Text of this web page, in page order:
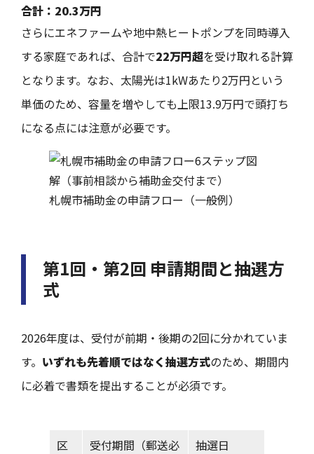
合計：20.3万円
さらにエネファームや地中熱ヒートポンプを同時導入
する家庭であれば、合計で22万円超を受け取れる計算
となります。なお、太陽光は1kWあたり2万円という
単価のため、容量を増やしても上限13.9万円で頭打ち
になる点には注意が必要です。
札幌市補助金の申請フロー（一般例）
第1回・第2回 申請期間と抽選方
式
2026年度は、受付が前期・後期の2回に分かれていま
す。 いずれも先着順ではなく抽選方式のため、期間内
に必着で書類を提出することが必須です。
区
受付期間（郵送必
抽選日